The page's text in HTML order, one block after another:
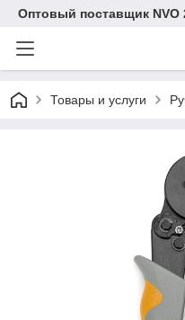
Оптовый поставщик NVO
Товары и услуги